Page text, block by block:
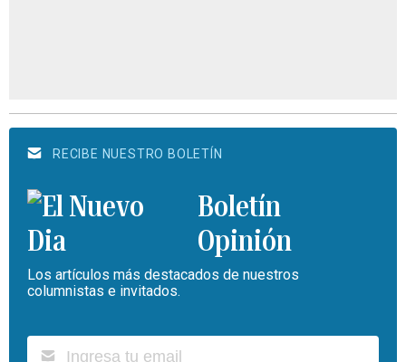
RECIBE NUESTRO BOLETÍN
Boletín
Opinión
Los artículos más destacados de nuestros
columnistas e invitados.